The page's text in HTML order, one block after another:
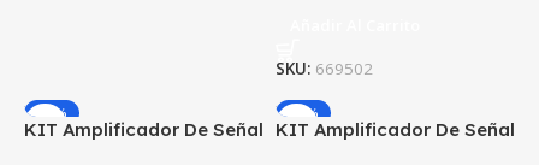
SKU: 669502
-41%
KIT Amplificador De Señal
-37%
KIT Amplificador De Señal